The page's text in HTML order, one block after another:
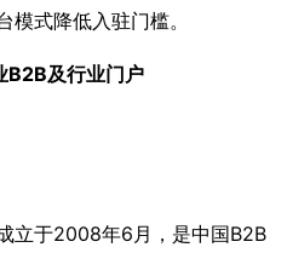
式降低入驻门槛。
及行业门户
立于2008年6月，是中国B2B